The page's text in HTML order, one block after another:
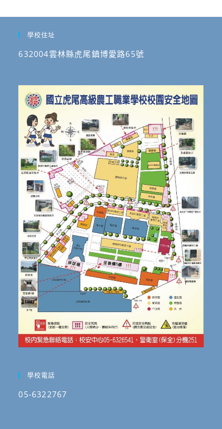
學校住址
632004雲林縣虎尾鎮博愛路65號
學校電話
05-6322767